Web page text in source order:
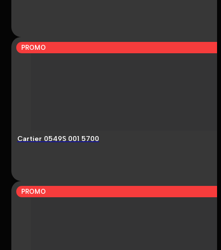
PROMO
Cartier 0549S 001 5700
PROMO